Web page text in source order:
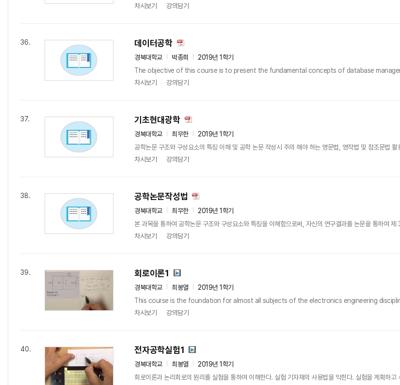
차시보기
강의담기
36. 데이터공학
경북대학교 박종희
2019년 1학기
The objective of this course is to present the fundamental concepts of database
차시보기
강의담기
37. 기초현대광학
경북대학교 최무한
2019년 1학기
공학논문 구조와 구성요소의 특징 이해 및 공학 논문 작성시 주의 해야 하는 영문법, 영작법 및 참조문법
차시보기
강의담기
38. 공학논문작성법
경북대학교 최무한
2019년 1학기
본 과목을 통하여 공학논문 구조와 구성요소와 특징을 이해함으로써, 자신의 연구결과를 논문을 통하여
차시보기
강의담기
39. 회로이론1
경북대학교 최봉열
2019년 1학기
This course is the foundation for almost all subjects of the electronics engineering
차시보기
강의담기
40. 전자공학실험1
경북대학교 최봉열
2019년 1학기
회로이론과 논리회로의 원리를 실험을 통하여 이해한다. 실험 기자재의 사용법을 익힌다. 실험을 계획하고